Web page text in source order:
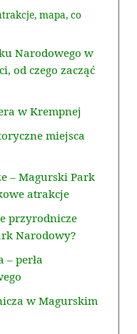
mapa, co
Narodowego w
od czego zacząć
w Krempnej
miejsca
– Magurski Park
atrakcje
przyrodnicze
Narodowy?
– perła
w Magurskim